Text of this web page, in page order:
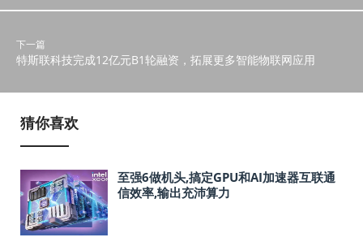
下一篇
特斯联科技完成12亿元B1轮融资，拓展更多智能物联网应用
猜你喜欢
至强6做机头,搞定GPU和AI加速器互联通
信效率,输出充沛算力